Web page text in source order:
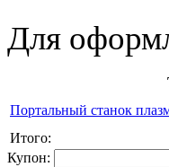
Для
Портальный станок
Итого:
Купон: